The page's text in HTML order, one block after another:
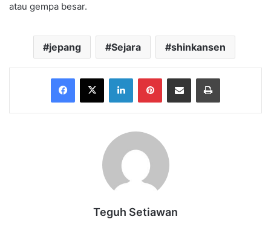
atau gempa besar.
jepang Sejara shinkansen
Facebook
X LinkedInPinterestShare via Email Print
Teguh Setiawan